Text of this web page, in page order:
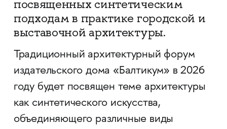
посвященных синтетическим
подходам в практике городской и
выставочной архитектуры.
Традиционный архитектурный форум
издательского дома «Балтикум» в 2026
году будет посвящен теме архитектуры
как синтетического искусства,
объединяющего различные виды